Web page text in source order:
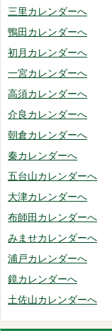
三里カレンダーへ
鴨田カレンダーへ
初月カレンダーへ
一宮カレンダーへ
高須カレンダーへ
介良カレンダーへ
朝倉カレンダーへ
秦カレンダーへ
五台山カレンダーへ
大津カレンダーへ
布師田カレンダーへ
みませカレンダーへ
浦戸カレンダーへ
鏡カレンダーへ
土佐山カレンダーへ